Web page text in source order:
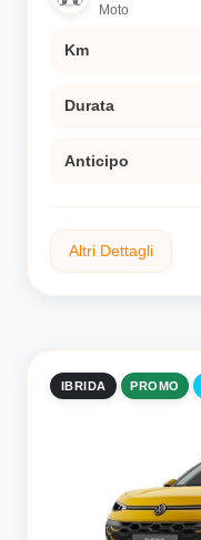
Moto
Km
Durata
Anticipo
Altri Dettagli
IBRIDA PROMO